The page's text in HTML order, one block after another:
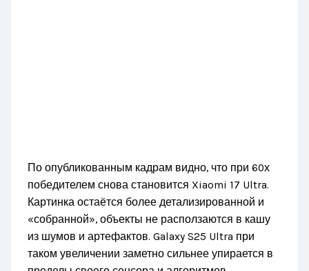
По опубликованным кадрам видно, что при 60х
победителем снова становится Xiaomi 17 Ultra.
Картинка остаётся более детализированной и
«собранной», объекты не расползаются в кашу
из шумов и артефактов. Galaxy S25 Ultra при
таком увеличении заметно сильнее упирается в